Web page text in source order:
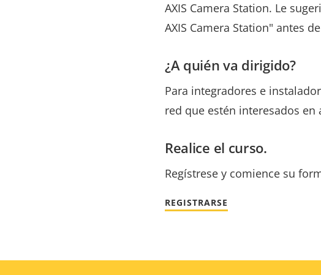
AXIS Camera Station. Le
AXIS Camera Station" antes
¿A quién va dirigido?
Para integradores e
red que estén interesados en
Realice el curso.
Regístrese y comience su
REGISTRARSE